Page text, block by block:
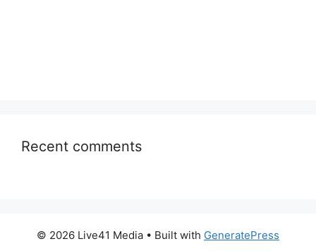
Recent comments
© 2026 Live41 Media • Built with GeneratePress